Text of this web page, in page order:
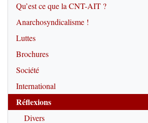
Qu’est ce que la CNT-AIT ?
Anarchosyndicalisme !
Luttes
Brochures
Société
International
Réflexions
Divers